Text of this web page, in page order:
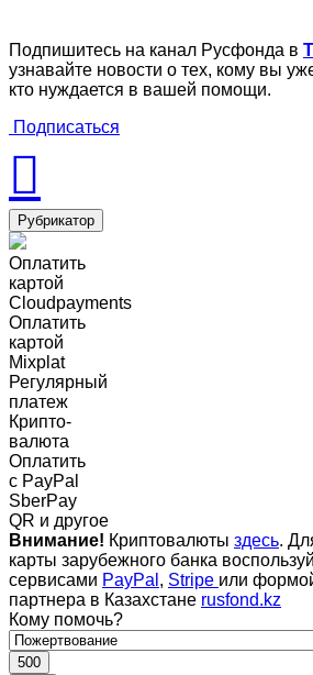
Подпишитесь на канал Русфонда в
узнавайте новости о тех, кому вы
кто нуждается в вашей помощи.
Подписаться
Рубрикатор
Оплатить
картой
Cloudpayments
Оплатить
картой
Mixplat
Регулярный
платеж
Крипто-
валюта
Оплатить
c PayPal
SberPay
QR и другое
Внимание! Криптовалюты здесь.
карты зарубежного банка
сервисами PayPal , Stripe или
партнера в Казахстане rusfond.kz
Кому помочь?
500